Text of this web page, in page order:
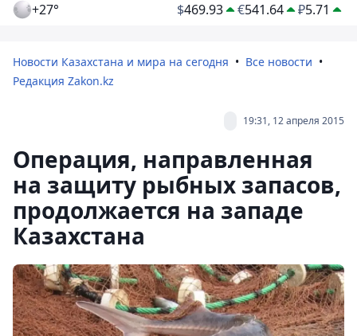
+27° $469.93 €541.64 ₽5.71
Новости Казахстана и мира на сегодня
Все новости
Редакция Zakon.kz
19:31, 12 апреля 2015
Операция, направленная
на защиту рыбных запасов,
продолжается на западе
Казахстана